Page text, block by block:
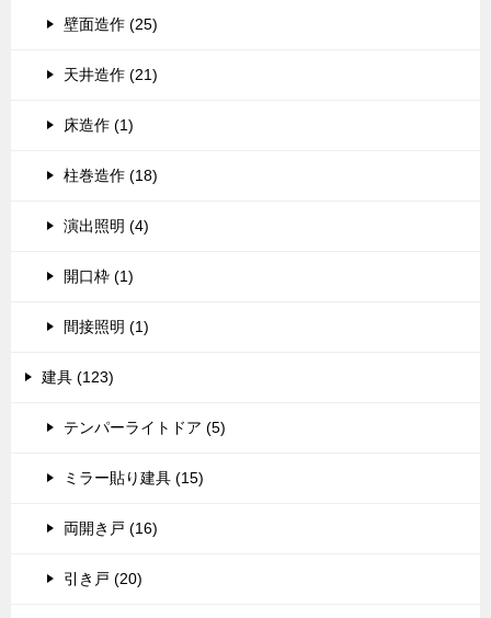
壁面造作 (25)
天井造作 (21)
床造作 (1)
柱巻造作 (18)
演出照明 (4)
開口枠 (1)
間接照明 (1)
建具 (123)
テンパーライトドア (5)
ミラー貼り建具 (15)
両開き戸 (16)
引き戸 (20)